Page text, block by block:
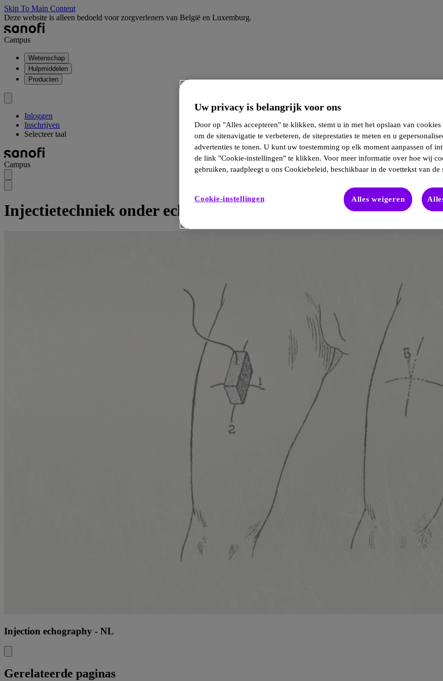
Skip To Main Content
Deze website is alleen bedoeld voor zorgverleners van België en Luxemburg.
Campus
Wetenschap
Hulpmiddelen
Producten
Inloggen
Inschrijven
Selecteer taal
Campus
Injectietechniek onder echografie
Injection echography - NL
Gerelateerde paginas
Uw privacy is belangrijk voor ons
Door op "Alles accepteren" te klikken, stemt u in met het opslaan van cookies
om de sitenavigatie te verbeteren, de siteprestaties te meten en u
advertenties te tonen. U kunt uw toestemming op elk moment aanpassen of
de link "Cookie-instellingen" te klikken. Voor meer informatie over hoe wij
gebruiken, raadpleegt u ons Cookiebeleid, beschikbaar in de voettekst van de
Cookie-instellingen Alles weigeren